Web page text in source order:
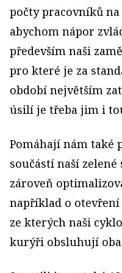
počty pracovníků na
abychom nápor
především naši
pro které je za
období největším
úsilí je třeba jim i
Pomáhají nám také
součástí naší
zároveň
například o otevření
ze kterých naši
kurýři obsluhují oba